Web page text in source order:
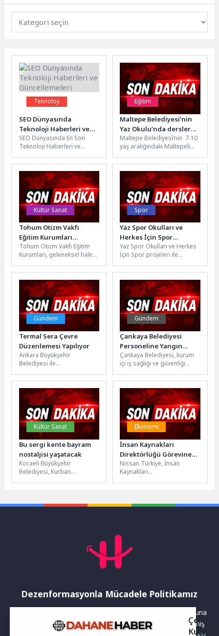
Teknoloji
SEO Dünyasında
Teknoloji Haberleri ve
Güncellemeleri
SEO Dünyasında En Son
Teknoloji Haberleri ve
Yönelik SEO Trendleri ve
Güncellemeler...
Eğitim
Maltepe Belediyesi’nin
Yaz Okulu’nda dersler
başladı
Maltepe Belediyesi’nin 7-10
yaş aralığındaki Maltepeli
düzenlediği Yaz Okulu’nun ilk
gününde çocuklar
birbirinden...
Kültür Sanat
Tohum Otizm Vakfı
Eğitim Kurumları
Öğrencilerinden
Gururlandıran Yıl Sonu
Gösterisi
Tohum Otizm Vakfı Eğitim
Kurumları, geleneksel hale
bir eğitim dönemini...
Spor
Yaz Spor Okulları ve
Herkes İçin Spor
programları başlıyor
Yaz Spor Okulları ve Herkes
İçin Spor projeleri ile
masa tenisinden birçok
farklı...
Gündem
Termal Sera Çevre
Düzenlemesi Yapılıyor
Ankara Büyükşehir
Belediyesi ile
iş birliğinde, Soğucak
Mahallesi'nde bulunan
Termal Sera çevresinde
çevre...
Gündem
Çankaya Belediyesi
Personeline Yangın
Eğitimi ve Tatbikat
Çankaya Belediyesi, kurum
içi iş sağlığı ve güvenliği
personele yangın eğitimi
ve...
Kültür Sanat
Bu sergi kente bayram
nostaljisi yaşatacak
Kocaeli Büyükşehir
Belediyesi, Kurban
Bayramlar &
Ekonomi
İnsan Kaynakları
Direktörlüğü Görevine
Sevdiye Baran Demirci
Getirildi
Nissan Türkiye, İnsan
Kaynakları
yıllardır farklı...
Dezenformasyonla Mücadele Politikamız
Yayınlanan haberler doğruluk ilkesi gözetilerek hazırlanır. Buna
rağmen bazı içeriklerde eksik, hatalı veya güncelliğini yitirmiş
Çerez